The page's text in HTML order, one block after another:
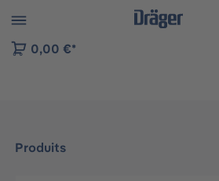
to B2B platform navigation
0,00 €*
Produits